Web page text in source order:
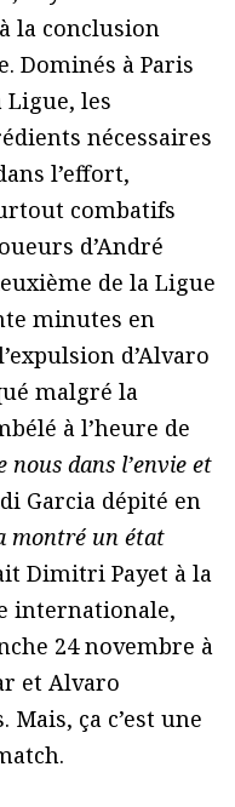
la conclusion
Dominés à Paris
Ligue, les
nécessaires
l’effort,
combatifs
d’André
de la Ligue
minutes en
d’Alvaro
malgré la
à l’heure de
dans l’envie et
Garcia dépité en
montré un état
Dimitri Payet à la
internationale,
24 novembre à
et Alvaro
Mais, ça c’est une